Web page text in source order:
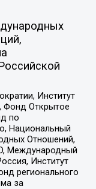
Институт
Фонд Открытое
по
Национальный
Отношений,
Международный
Институт
регионального
за